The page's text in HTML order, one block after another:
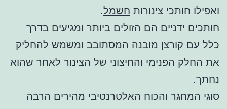
ואפילו חותכי צינורות חשמל.
חותכים ידניים הם הזולים ביותר ומגיעים בדרך
כלל עם קורצן מובנה המסתובב ומשמש להחליק
את החלק הפנימי והחיצוני של הצינור לאחר שהוא
נחתך.
סוגי המחגר והכוח האלטרנטיבי מהירים הרבה